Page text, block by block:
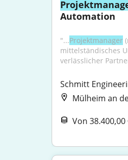
Automation
"...Projektmanager
mittelständisches
verlässlicher
Schmitt
Mülheim an
Von